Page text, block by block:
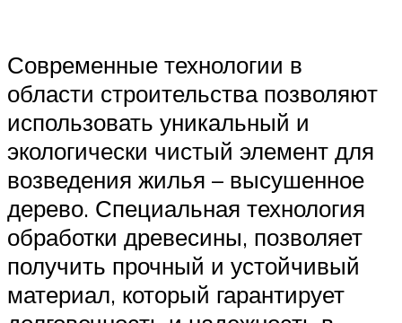
Современные технологии в
области строительства позволяют
использовать уникальный и
экологически чистый элемент для
возведения жилья – высушенное
дерево. Специальная технология
обработки древесины, позволяет
получить прочный и устойчивый
материал, который гарантирует